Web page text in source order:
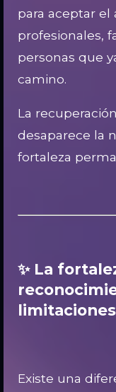
para aceptar
profesionales,
personas que
camino.
La
desaparece la
fortaleza
✨ La
limitaciones
Existe una